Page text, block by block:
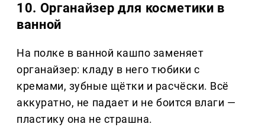
10. Органайзер для косметики в
ванной
На полке в ванной кашпо заменяет
органайзер: кладу в него тюбики с
кремами, зубные щётки и расчёски. Всё
аккуратно, не падает и не боится влаги —
пластику она не страшна.